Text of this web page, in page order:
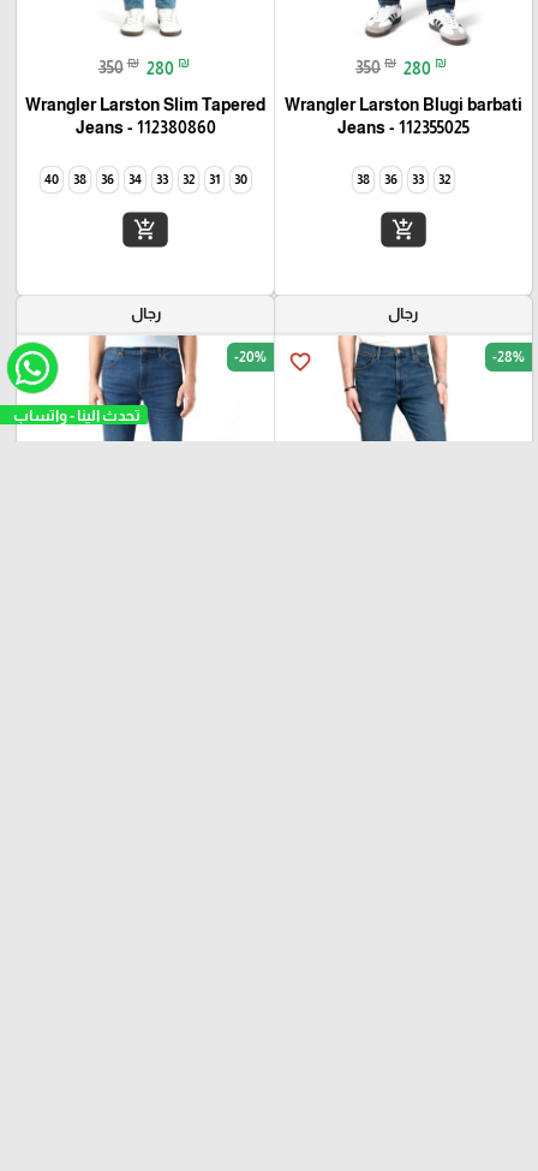
350 ₪ 280 ₪
Wrangler Larston Blugi barbati
Jeans - 112355025
32
33
36
38
add_shopping_cart
350 ₪ 280 ₪
Wrangler Larston Slim Tapered
Jeans - 112380860
30
31
32
33
34
36
38
40
add_shopping_cart
رجال
favorite_border -28%
رجال
favorite_border -20%